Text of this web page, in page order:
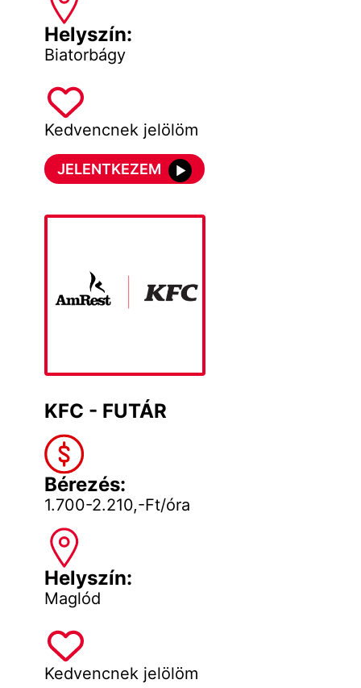
Helyszín:
Biatorbágy
Kedvencnek jelölöm
JELENTKEZEM
KFC - FUTÁR
Bérezés:
1.700-2.210,-Ft/óra
Helyszín:
Maglód
Kedvencnek jelölöm